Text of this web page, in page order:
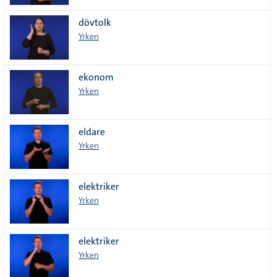
dövtolk
Yrken
ekonom
Yrken
eldare
Yrken
elektriker
Yrken
elektriker
Yrken